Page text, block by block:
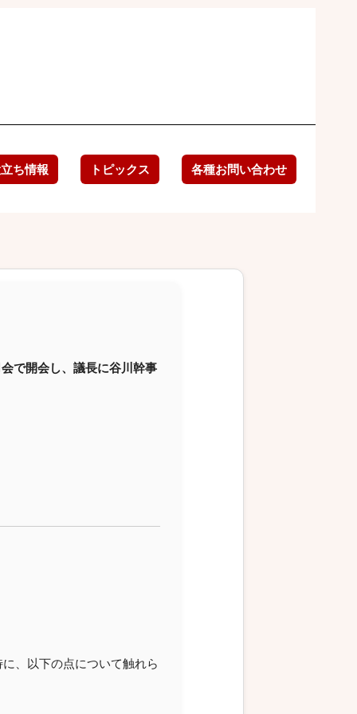
ち情報 トピックス 各種お問い合わせ
で開会し、議長に谷川幹事
、以下の点について触れら